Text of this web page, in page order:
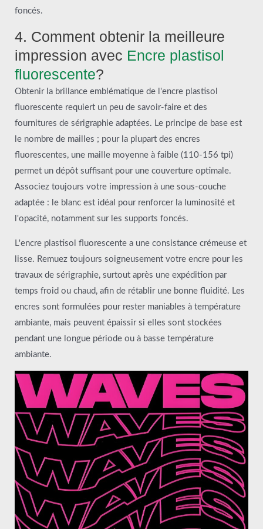
foncés.
4. Comment obtenir la meilleure
impression avec Encre plastisol
fluorescente?
Obtenir la brillance emblématique de l'encre plastisol
fluorescente requiert un peu de savoir-faire et des
fournitures de sérigraphie adaptées. Le principe de base est
le nombre de mailles ; pour la plupart des encres
fluorescentes, une maille moyenne à faible (110-156 tpi)
permet un dépôt suffisant pour une couverture optimale.
Associez toujours votre impression à une sous-couche
adaptée : le blanc est idéal pour renforcer la luminosité et
l'opacité, notamment sur les supports foncés.
L'encre plastisol fluorescente a une consistance crémeuse et
lisse. Remuez toujours soigneusement votre encre pour les
travaux de sérigraphie, surtout après une expédition par
temps froid ou chaud, afin de rétablir une bonne fluidité. Les
encres sont formulées pour rester maniables à température
ambiante, mais peuvent épaissir si elles sont stockées
pendant une longue période ou à basse température
ambiante.